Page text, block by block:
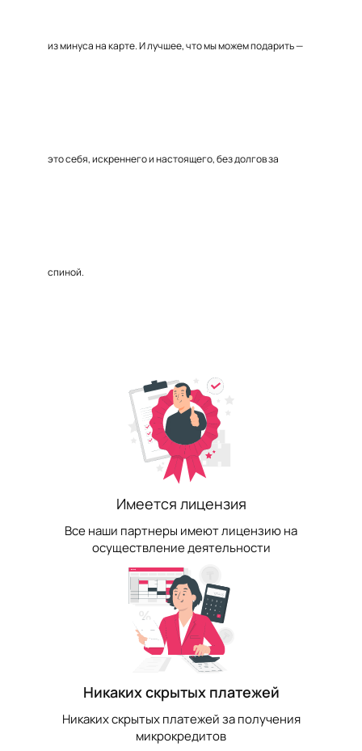
из минуса на карте. И лучшее, что мы можем подарить —
это себя, искреннего и настоящего, без долгов за
спиной.
Имеется лицензия
Все наши партнеры имеют лицензию на
осуществление деятельности
Никаких скрытых платежей
Никаких скрытых платежей за получения
микрокредитов